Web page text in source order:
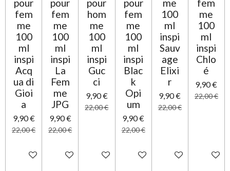
pour
fem
me
100
ml
inspi
Acq
ua di
Gioi
a
9,90 €
22,00 €
Ajouter au panier
pour
fem
me
100
ml
inspi
La
Fem
me
JPG
9,90 €
22,00 €
Ajouter au panier
pour
hom
me
100
ml
inspi
Guc
ci
9,90 €
22,00 €
Ajouter au panier
pour
fem
me
100
ml
inspi
Blac
k
Opi
um
9,90 €
22,00 €
Ajouter au panier
me
100
ml
inspi
Sauv
age
Elixi
r
9,90 €
22,00 €
Ajouter au panier
fem
me
100
ml
inspi
Chlo
é
9,90 €
22,00 €
Ajouter